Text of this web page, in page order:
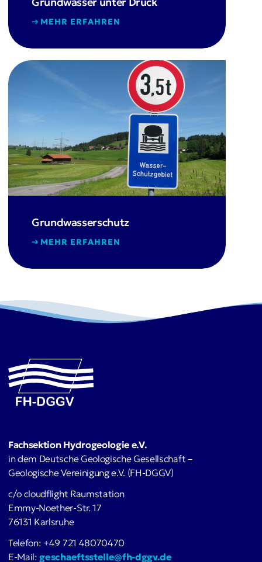
MEHR ERFAHREN
Grundwasserschutz
MEHR ERFAHREN
Fachsektion Hydrogeologie e.V.
in dem Deutsche Geologische Gesellschaft –
Geologische Vereinigung e.V. (FH-DGGV)
c/o cloudflight Raumstation
Emmy-Noether-Str. 17
76131 Karlsruhe
Telefon: +49 721 48070470
E-Mail: geschaeftsstelle@fh-dggv.de